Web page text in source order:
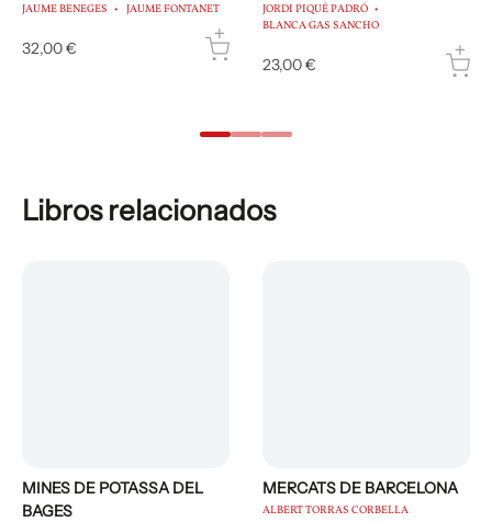
JAUME BENEGES JAUME FONTANET
32,00 €
JORDI PIQUÉ PADRÓ
BLANCA GAS SANCHO
23,00 €
Libros relacionados
MINES DE POTASSA DEL
BAGES
MERCATS DE BARCELONA
ALBERT TORRAS CORBELLA